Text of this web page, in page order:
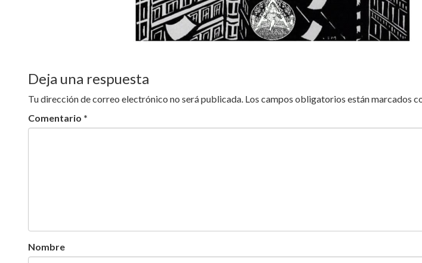
Deja una respuesta
Tu dirección de correo electrónico no será publicada. Los campos obligatorios están marcados
Comentario *
Nombre